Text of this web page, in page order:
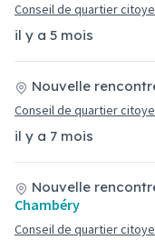
il y a 5 mois
Conseil de quartier
il y a 7 mois
Nouvelle
Conseil de quartier
Nouvelle
Chambéry
Conseil de quartier